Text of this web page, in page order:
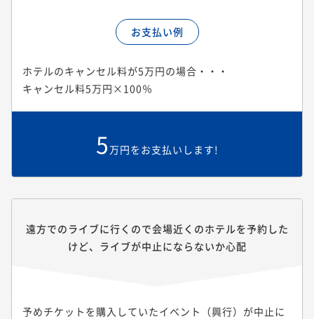
お支払い例
ホテルのキャンセル料が5万円の場合・・・
キャンセル料5万円×100％
5 万円をお支払いします!
遠方でのライブに行くので会場近くのホテルを予約した
けど、ライブが中止にならないか心配
予めチケットを購入していたイベント（興行）が中止に